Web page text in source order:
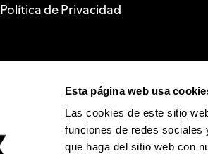
Esta página web usa
Las cookies de este sitio
funciones de redes sociales
que haga del sitio web con
Política de Privacidad